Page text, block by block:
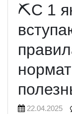
⛏️С 1
22.04.2025